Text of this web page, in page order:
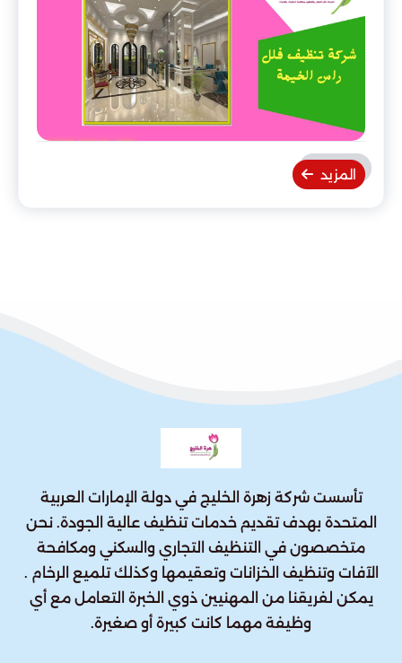
المزيد
تأسست شركة زهرة الخليج في دولة الإمارات العربية
المتحدة بهدف تقديم خدمات تنظيف عالية الجودة. نحن
متخصصون في التنظيف التجاري والسكني ومكافحة
الآفات وتنظيف الخزانات وتعقيمها وكذلك تلميع الرخام .
يمكن لفريقنا من المهنيين ذوي الخبرة التعامل مع أي
وظيفة مهما كانت كبيرة أو صغيرة.